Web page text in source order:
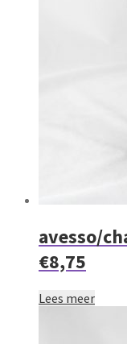
avesso/
€8,75
Lees meer